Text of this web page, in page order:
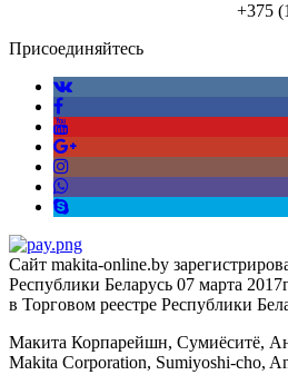
+375
Присоединяйтесь
Сайт makita-online.by
Республики Беларусь 07 марта
в Торговом реестре Республики
Макита Корпарейшн, Сумиёситё,
Makita Corporation, Sumiyoshi-cho,